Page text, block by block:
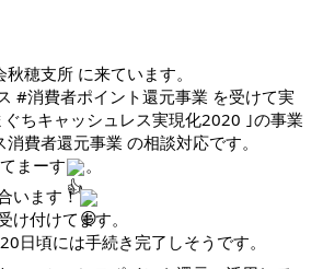
秋穂支所 に来ています。
#消費者ポイント還元事業 を受けて実
ちキャッシュレス実現化2020 ｣の事業
消費者還元事業 の相談対応です。
まーす
。
います！
け付けてます。
日頃には手続き完了しそうです。